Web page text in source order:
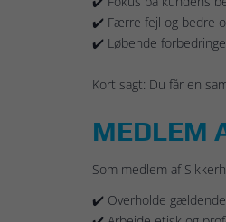
✔️ Færre fejl og bedre
✔️ Løbende
Kort sagt: Du får en
MEDLEM
Som medlem af
✔️ Overholde gældende